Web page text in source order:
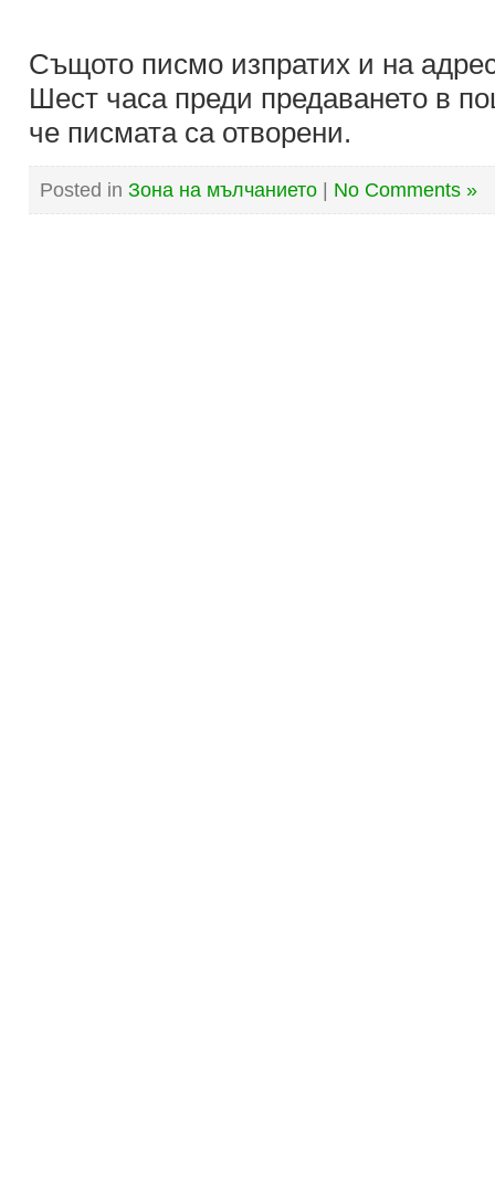
Същото писмо изпратих и на
Шест часа преди предаването в
че писмата са отворени.
Posted in Зона на мълчанието | No Comments »